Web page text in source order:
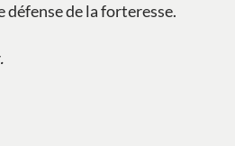
défense de la forteresse.